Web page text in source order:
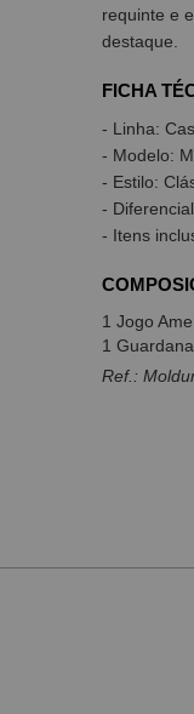
requinte e
destaque.
FICHA
- Linha:
- Modelo:
- Estilo:
-
- Itens
1 Jogo
1
Ref.: